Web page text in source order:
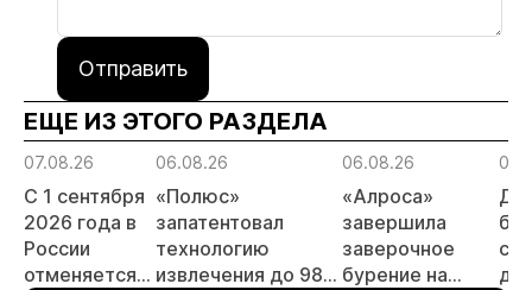
Отправить
ЕЩЕ ИЗ ЭТОГО РАЗДЕЛА
07.08.26
С 1 сентября
2026 года в
России
отменяется
06.08.26
«Полюс»
запатентовал
технологию
извлечения до 98%
06.08.26
«Алроса»
завершила
заверочное
бурение на